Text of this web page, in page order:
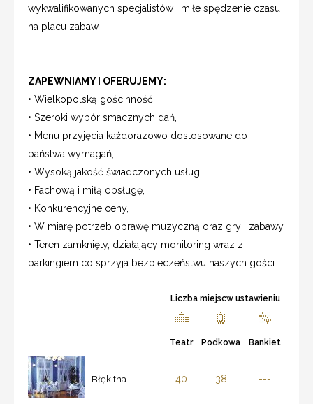
wykwalifikowanych specjalistów i miłe spędzenie czasu
na placu zabaw
ZAPEWNIAMY I OFERUJEMY:
• Wielkopolską gościnność
• Szeroki wybór smacznych dań,
• Menu przyjęcia każdorazowo dostosowane do
państwa wymagań,
• Wysoką jakość świadczonych usług,
• Fachową i miłą obsługę,
• Konkurencyjne ceny,
• W miarę potrzeb oprawę muzyczną oraz gry i zabawy,
• Teren zamknięty, działający monitoring wraz z
parkingiem co sprzyja bezpieczeństwu naszych gości.
Liczba miejscw ustawieniu
Teatr Podkowa Bankiet
Błękitna 40 38 ---